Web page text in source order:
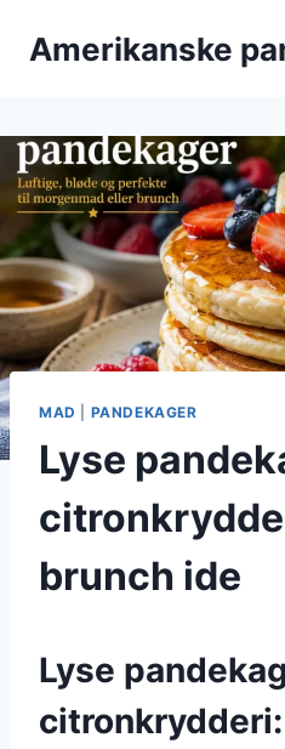
Amerikanske
MAD PANDEKAGER
Lyse
brunch ide
Lyse